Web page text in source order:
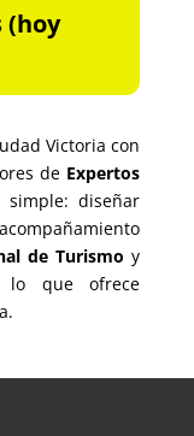
(hoy
Victoria con
de Expertos
diseñar
de Turismo y
que ofrece